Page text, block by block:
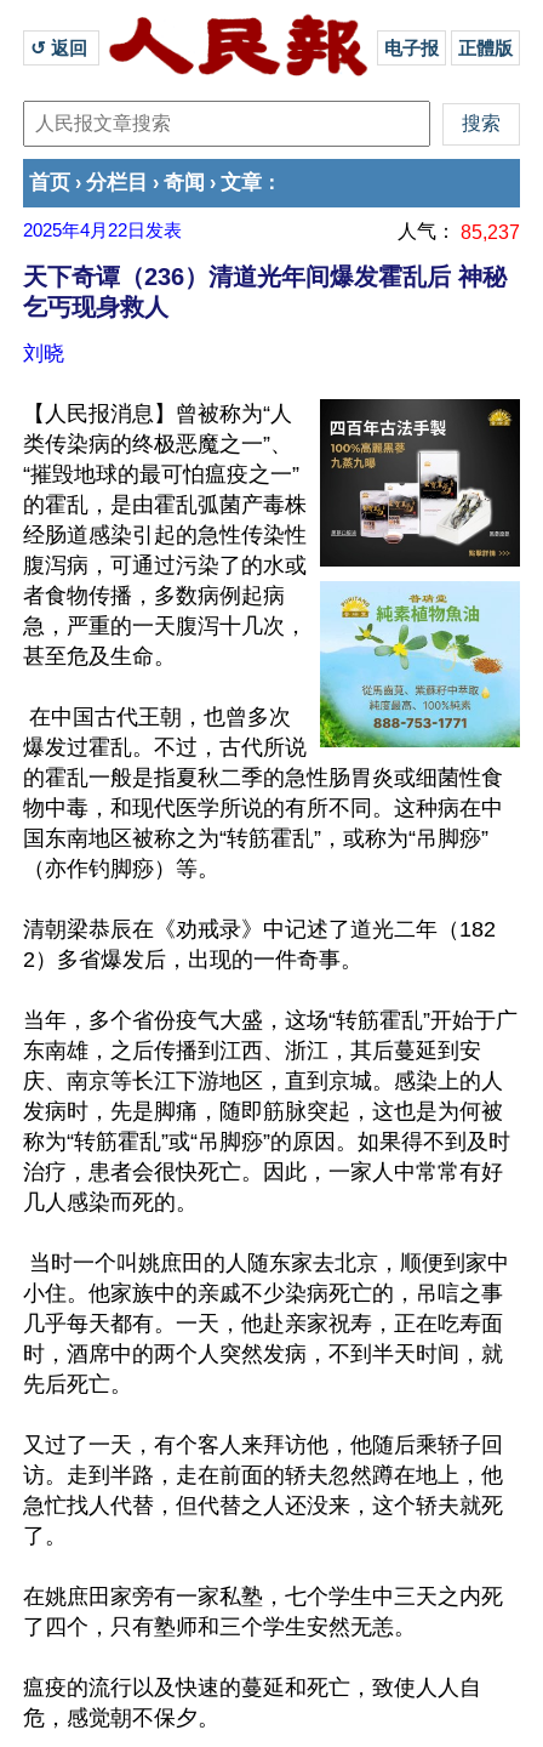
↺ 返回 电子报 正體版
首页 › 分栏目 › 奇闻 › 文章 ：
2025年4月22日 发表 人气： 85,237
天下奇谭（236）清道光年间爆发霍乱后 神秘
乞丐现身救人
刘晓
【人民报消息】曾被称为“人
类传染病的终极恶魔之一”、
“摧毁地球的最可怕瘟疫之一”
的霍乱，是由霍乱弧菌产毒株
经肠道感染引起的急性传染性
腹泻病，可通过污染了的水或
者食物传播，多数病例起病
急，严重的一天腹泻十几次，
甚至危及生命。
爆发过霍乱。不过，古代所说
的霍乱一般是指夏秋二季的急性肠胃炎或细菌性食
物中毒，和现代医学所说的有所不同。这种病在中
国东南地区被称之为“转筋霍乱”，或称为“吊脚痧”
（亦作钓脚痧）等。
清朝梁恭辰在《劝戒录》中记述了道光二年（182
2）多省爆发后，出现的一件奇事。
当年，多个省份疫气大盛，这场“转筋霍乱”开始于广
东南雄，之后传播到江西、浙江，其后蔓延到安
庆、南京等长江下游地区，直到京城。感染上的人
发病时，先是脚痛，随即筋脉突起，这也是为何被
称为“转筋霍乱”或“吊脚痧”的原因。如果得不到及时
治疗，患者会很快死亡。因此，一家人中常常有好
几人感染而死的。
小住。他家族中的亲戚不少染病死亡的，吊唁之事
几乎每天都有。一天，他赴亲家祝寿，正在吃寿面
时，酒席中的两个人突然发病，不到半天时间，就
先后死亡。
又过了一天，有个客人来拜访他，他随后乘轿子回
访。走到半路，走在前面的轿夫忽然蹲在地上，他
急忙找人代替，但代替之人还没来，这个轿夫就死
了。
在姚庶田家旁有一家私塾，七个学生中三天之内死
了四个，只有塾师和三个学生安然无恙。
瘟疫的流行以及快速的蔓延和死亡，致使人人自
危，感觉朝不保夕。